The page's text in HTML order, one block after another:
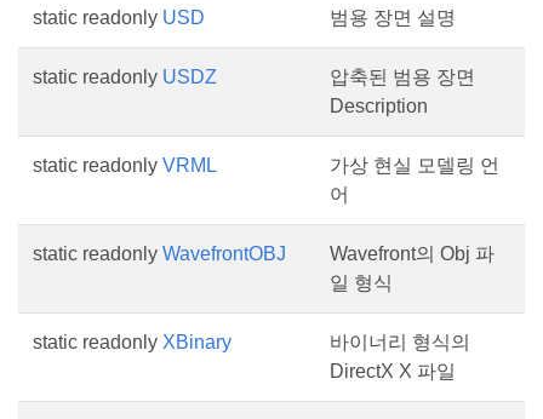
static readonly USD 범용 장면 설명
static readonly USDZ
압축된 범용 장면
Description
static readonly VRML
가상 현실 모델링 언
어
static readonly WavefrontOBJ
Wavefront의 Obj 파
일 형식
static readonly XBinary
바이너리 형식의
DirectX X 파일